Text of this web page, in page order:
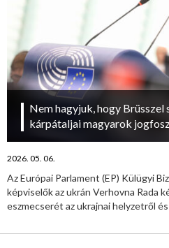
Nem hagyjuk, hogy Brüsszel
kárpátaljai magyarok
2026. 05. 06.
Az Európai Parlament (EP) Külügyi
képviselők az ukrán Verhovna Rada
eszmecserét az ukrajnai helyzetről és